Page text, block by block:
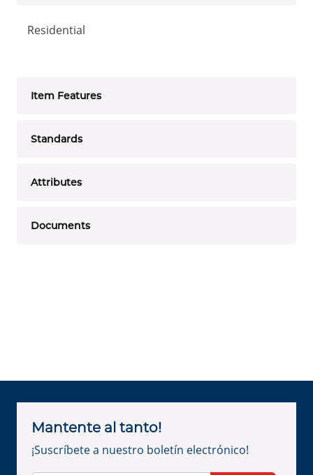
Residential
Item Features
Standards
Attributes
Documents
Mantente al tanto!
¡Suscríbete a nuestro boletín electrónico!